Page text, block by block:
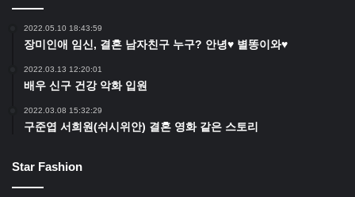
2022.05.10 18:43:59
장미인애 임신, 결혼 남자친구 누구? 안녕♥ 별똥이와♥
2022.03.13 12:20:01
배우 신구 건강 악화 입원
2022.03.08 15:32:29
구준엽 서희원(쉬시위안) 결혼 영화 같은 스토리
Star Fashion